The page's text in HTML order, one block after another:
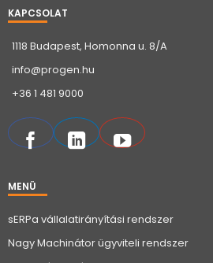
KAPCSOLAT
1118 Budapest, Homonna u. 8/A
info@progen.hu
+36 1 481 9000
MENÜ
sERPa vállalatirányítási rendszer
Nagy Machinátor ügyviteli rendszer